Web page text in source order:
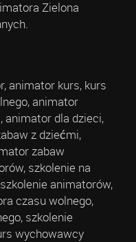
Zielona
animator kurs, kurs
animator
animator dla dzieci,
z dziećmi,
zabaw
szkolenie na
animatorów,
czasu wolnego,
szkolenie
wychowawcy